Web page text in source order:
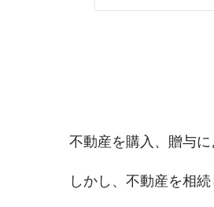
不動産を購入、贈与
しかし、不動産を相